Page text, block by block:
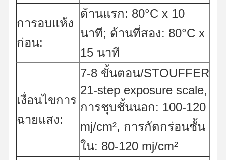
เครื่องเล็บสําหรับการพิมพ์หน้าจอ
เครื่องวัดแรงดึงการพิมพ์สกรีน
การอบแห้ง
ก่อน:
ด้านแรก: 80°C x 10
นาที; ด้านที่สอง: 80°C x
15 นาที
เงื่อนไขการ
ฉายแสง:
7-8 ขั้นตอน/STOUFFER
21-step exposure scale,
การชุบชั้นนอก: 100-120
mj/cm², การกัดกร่อนชั้น
ใน: 80-120 mj/cm²